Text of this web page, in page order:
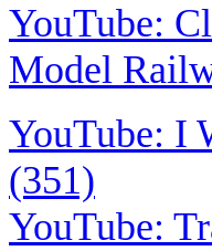
YouTube:
Model
YouTube: I
(351)
YouTube: